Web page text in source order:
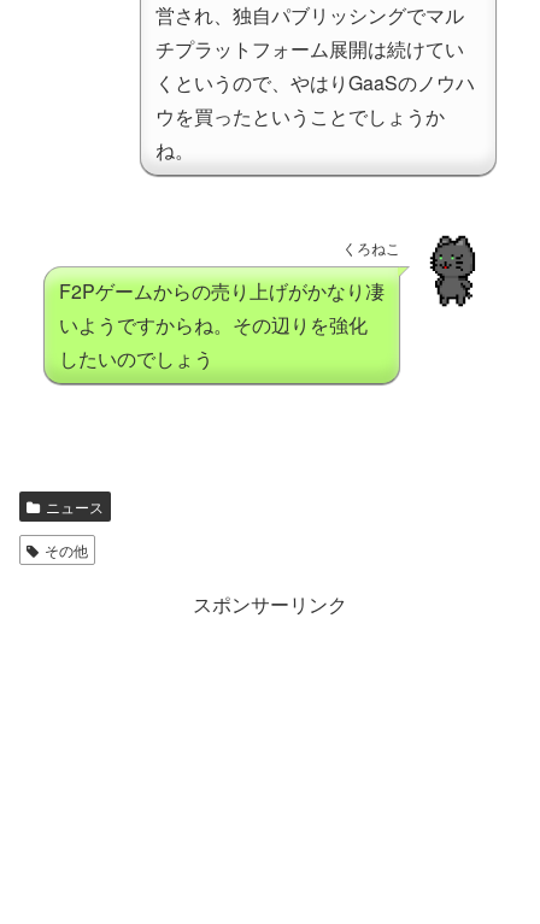
営され、独自パブリッシングでマル
チプラットフォーム展開は続けてい
くというので、やはりGaaSのノウハ
ウを買ったということでしょうか
ね。
くろねこ
F2Pゲームからの売り上げがかなり凄
いようですからね。その辺りを強化
したいのでしょう
ニュース
その他
スポンサーリンク